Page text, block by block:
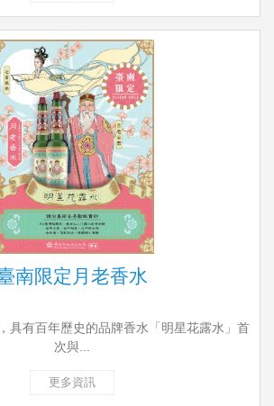
南限定月老香水
具有百年歷史的品牌香水「明星花露水」首
次與...
更多資訊